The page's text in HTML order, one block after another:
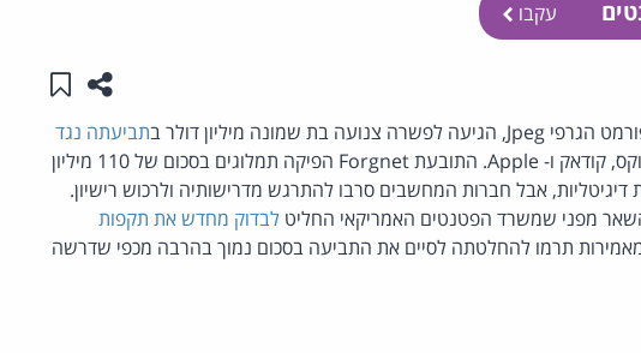
עקבו
שתפושמור
תביעתה נגד
ובהן IBM ,Dell, זירוקס, קודאק ו- Apple. התובעת Forgnet הפיקה תמלוגים בסכום של 110 מיליון
לכ- 60 יצרני מצלמות דיגיטליות, אבל חברות המחשבים סרבו להתרגש מדרישותיה ולרכוש רישיון.
מפני שמשרד הפטנטים האמריקאי החליט לבדוק מחדש את תקפות
תרמו להחלטתה לסיים את התביעה בסכום נמוך בהרבה מכפי שדרשה